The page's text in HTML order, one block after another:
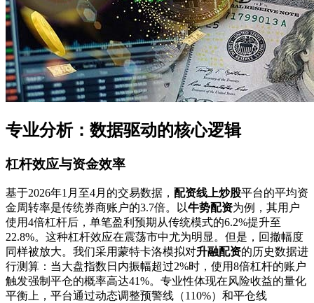
专业分析：数据驱动的核心逻辑
杠杆效应与资金效率
基于2026年1月至4月的交易数据， 配资线上炒股平台的平均资
金周转率是传统券商账户的3.7倍。以牛势配资为例，其用户
使用4倍杠杆后，单笔盈利预期从传统模式的6.2%提升至
22.8%。这种杠杆效应在震荡市中尤为明显。但是，回撤幅度
同样被放大。我们采用蒙特卡洛模拟对升融配资的历史数据进
行测算：当大盘指数日内振幅超过2%时，使用8倍杠杆的账户
触发强制平仓的概率高达41%。专业性体现在风险收益的量化
平衡上，平台通过动态调整预警线（110%）和平仓线